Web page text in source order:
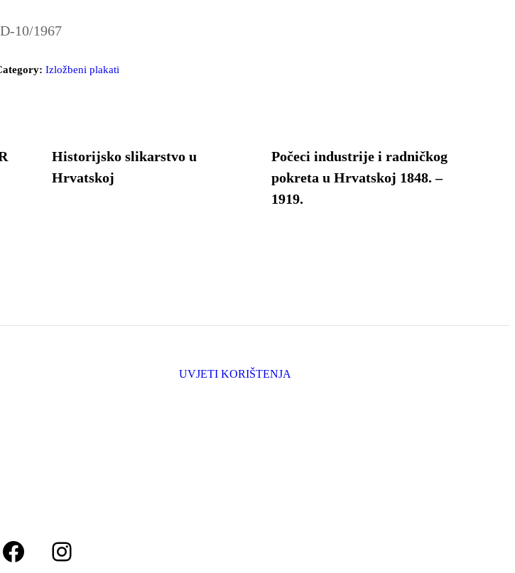
10/1967
Izložbeni plakati
Historijsko slikarstvo u
Hrvatskoj
Počeci industrije i radničkog
pokreta u Hrvatskoj 1848. –
1919.
UVJETI KORIŠTENJA